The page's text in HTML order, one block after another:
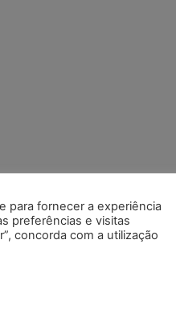
para fornecer a experiência
preferências e visitas
concorda com a utilização